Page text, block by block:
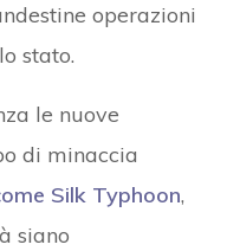
operazioni
stato.
le nuove
di minaccia
Silk Typhoon,
siano